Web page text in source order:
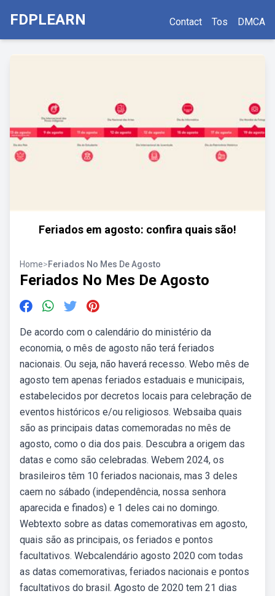
FDPLEARN Contact Tos DMCA
Feriados em agosto: confira quais são!
Home>Feriados No Mes De Agosto
Feriados No Mes De Agosto
De acordo com o calendário do ministério da
economia, o mês de agosto não terá feriados
nacionais. Ou seja, não haverá recesso. Webo mês de
agosto tem apenas feriados estaduais e municipais,
estabelecidos por decretos locais para celebração de
eventos históricos e/ou religiosos. Websaiba quais
são as principais datas comemoradas no mês de
agosto, como o dia dos pais. Descubra a origem das
datas e como são celebradas. Webem 2024, os
brasileiros têm 10 feriados nacionais, mas 3 deles
caem no sábado (independência, nossa senhora
aparecida e finados) e 1 deles cai no domingo.
Webtexto sobre as datas comemorativas em agosto,
quais são as principais, os feriados e pontos
facultativos. Webcalendário agosto 2020 com todas
as datas comemorativas, feriados nacionais e pontos
facultativos do brasil. Agosto de 2020 tem 21 dias